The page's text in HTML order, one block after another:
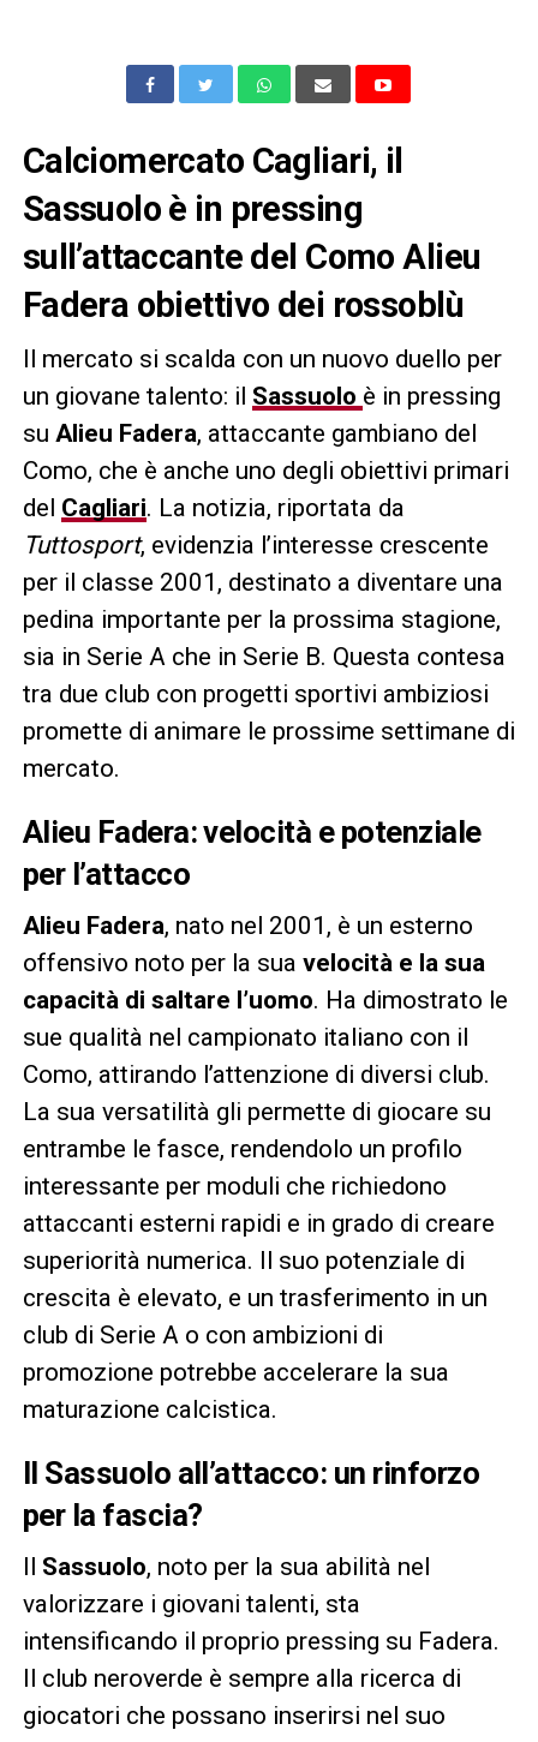
Calciomercato Cagliari, il
Sassuolo è in pressing
sull’attaccante del Como Alieu
Fadera obiettivo dei rossoblù
Il mercato si scalda con un nuovo duello per
un giovane talento: il Sassuolo è in pressing
su Alieu Fadera, attaccante gambiano del
Como, che è anche uno degli obiettivi primari
del Cagliari. La notizia, riportata da
Tuttosport, evidenzia l’interesse crescente
per il classe 2001, destinato a diventare una
pedina importante per la prossima stagione,
sia in Serie A che in Serie B. Questa contesa
tra due club con progetti sportivi ambiziosi
promette di animare le prossime settimane di
mercato.
Alieu Fadera: velocità e potenziale
per l’attacco
Alieu Fadera, nato nel 2001, è un esterno
offensivo noto per la sua velocità e la sua
capacità di saltare l’uomo. Ha dimostrato le
sue qualità nel campionato italiano con il
Como, attirando l’attenzione di diversi club.
La sua versatilità gli permette di giocare su
entrambe le fasce, rendendolo un profilo
interessante per moduli che richiedono
attaccanti esterni rapidi e in grado di creare
superiorità numerica. Il suo potenziale di
crescita è elevato, e un trasferimento in un
club di Serie A o con ambizioni di
promozione potrebbe accelerare la sua
maturazione calcistica.
Il Sassuolo all’attacco: un rinforzo
per la fascia?
Il Sassuolo, noto per la sua abilità nel
valorizzare i giovani talenti, sta
intensificando il proprio pressing su Fadera.
Il club neroverde è sempre alla ricerca di
giocatori che possano inserirsi nel suo